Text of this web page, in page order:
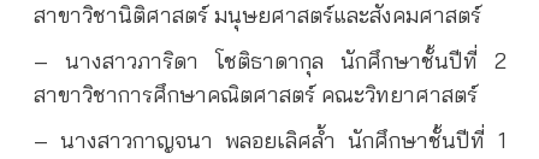
สาขาวิชานิติศาสตร์ มนุษยศาสตร์และสังคมศาสตร์
– นางสาวภาริดา โชติธาดากุล นักศึกษาชั้นปีที่ 2
สาขาวิชาการศึกษาคณิตศาสตร์ คณะวิทยาศาสตร์
– นางสาวกาญจนา พลอยเลิศล้ำ นักศึกษาชั้นปีที่ 1